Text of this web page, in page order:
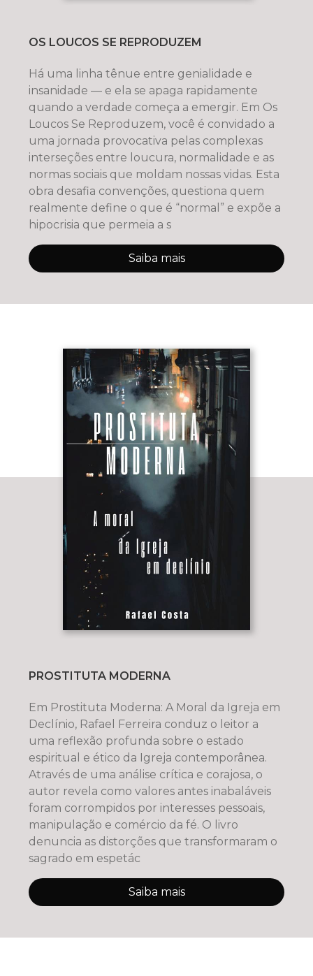
OS LOUCOS SE REPRODUZEM
Há uma linha tênue entre genialidade e
insanidade — e ela se apaga rapidamente
quando a verdade começa a emergir. Em Os
Loucos Se Reproduzem, você é convidado a
uma jornada provocativa pelas complexas
interseções entre loucura, normalidade e as
normas sociais que moldam nossas vidas. Esta
obra desafia convenções, questiona quem
realmente define o que é “normal” e expõe a
hipocrisia que permeia a s
Saiba mais
PROSTITUTA MODERNA
Em Prostituta Moderna: A Moral da Igreja em
Declínio, Rafael Ferreira conduz o leitor a
uma reflexão profunda sobre o estado
espiritual e ético da Igreja contemporânea.
Através de uma análise crítica e corajosa, o
autor revela como valores antes inabaláveis
foram corrompidos por interesses pessoais,
manipulação e comércio da fé. O livro
denuncia as distorções que transformaram o
sagrado em espetác
Saiba mais